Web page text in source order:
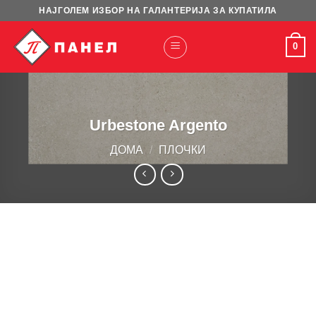
content
НАЈГОЛЕМ ИЗБОР НА ГАЛАНТЕРИЈА ЗА КУПАТИЛА
0
Urbestone Argento
ДОМА / ПЛОЧКИ